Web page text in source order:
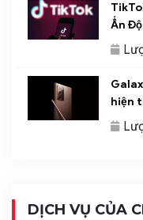
Ấn Độ
hiện
DỊCH VỤ CỦA